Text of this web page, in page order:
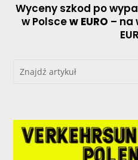
Wyceny szkod po
w Polscew EURO – na